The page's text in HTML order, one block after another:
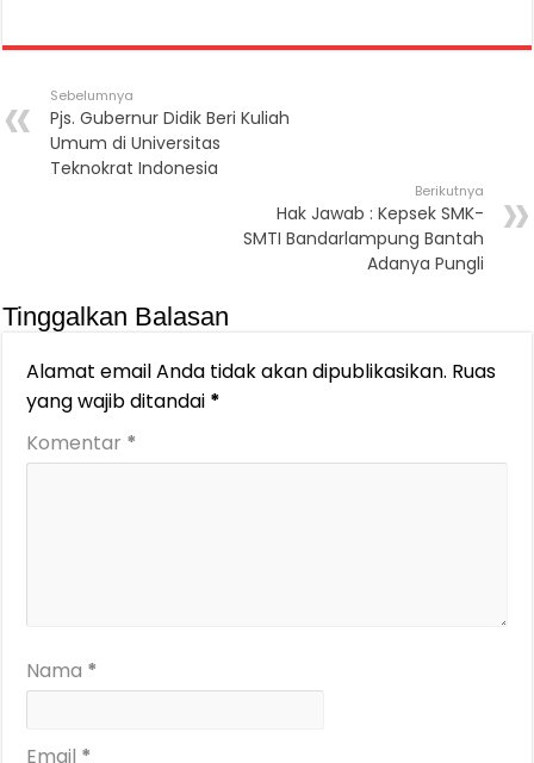
Sebelumnya
Pjs. Gubernur Didik Beri Kuliah
Umum di Universitas
Teknokrat Indonesia
Berikutnya
Hak Jawab : Kepsek SMK-
SMTI Bandarlampung Bantah
Adanya Pungli
Tinggalkan Balasan
Alamat email Anda tidak akan dipublikasikan. Ruas
yang wajib ditandai *
Komentar *
Nama *
Email *